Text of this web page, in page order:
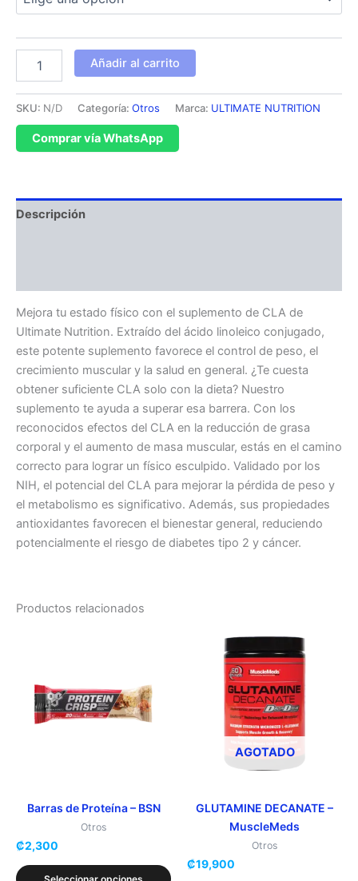
Añadir al carrito
SKU: N/D Categoría: Otros Marca: ULTIMATE NUTRITION
Comprar vía WhatsApp
Descripción
Mejora tu estado físico con el suplemento de CLA de
Ultimate Nutrition. Extraído del ácido linoleico conjugado,
este potente suplemento favorece el control de peso, el
crecimiento muscular y la salud en general. ¿Te cuesta
obtener suficiente CLA solo con la dieta? Nuestro
suplemento te ayuda a superar esa barrera. Con los
reconocidos efectos del CLA en la reducción de grasa
corporal y el aumento de masa muscular, estás en el camino
correcto para lograr un físico esculpido. Validado por los
NIH, el potencial del CLA para mejorar la pérdida de peso y
el metabolismo es significativo. Además, sus propiedades
antioxidantes favorecen el bienestar general, reduciendo
potencialmente el riesgo de diabetes tipo 2 y cáncer.
Productos relacionados
Barras de Proteína – BSN
Otros
₡2,300
múltiples
variantes.
elegir
en
página
AGOTADO
GLUTAMINE DECANATE –
MuscleMeds
Otros
₡19,900
Este
producto
tiene
múltiples
variantes.
Las
opciones
se
elegir
en
la